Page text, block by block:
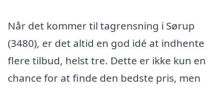
Når det kommer til tagrensning i Sørup
(3480), er det altid en god idé at indhente
flere tilbud, helst tre. Dette er ikke kun en
chance for at finde den bedste pris, men